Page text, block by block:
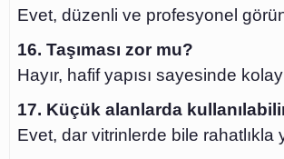
Evet, düzenli ve profesyonel
16. Taşıması zor mu?
Hayır, hafif yapısı sayesinde kolay
17. Küçük alanlarda
Evet, dar vitrinlerde bile rahatlıkla